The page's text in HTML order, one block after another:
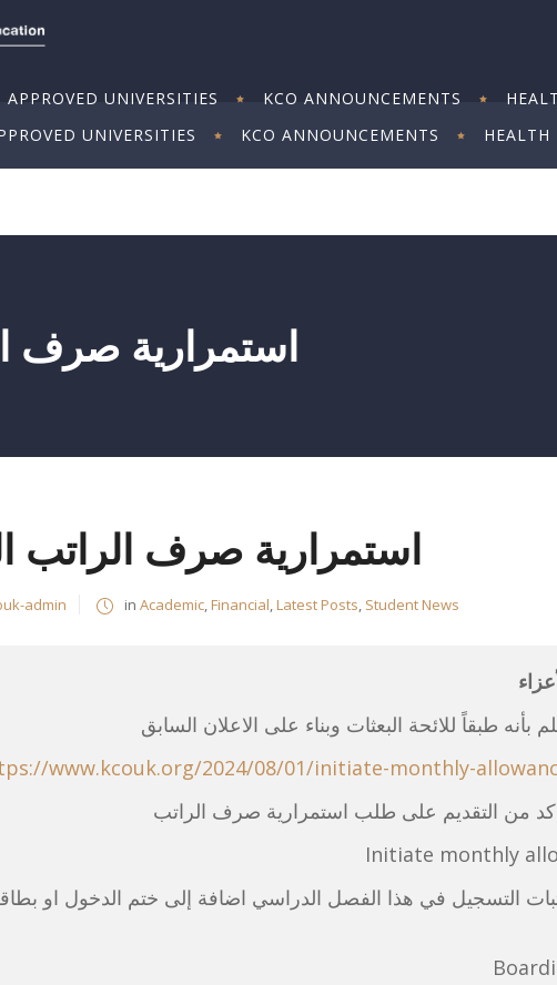
UNIVERSITIES KCO ANNOUNCEMENTS HEALTH
APPROVED UNIVERSITIES KCO ANNOUNCEMENTS
استمرارية صرف
استمرارية صرف الراتب
admin in Academic,Financial,Latest Posts, Student News
بأنه طبقاً للائحة البعثات وبناء على الاعلان السابق
www.kcouk.org/2024/08/01/initiate-monthly-
من التقديم على طلب استمرارية صرف الراتب
Initiate monthly
التسجيل في هذا الفصل الدراسي اضافة إلى ختم الدخول او